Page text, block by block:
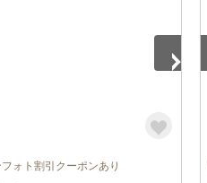
ォト割引クーポンあり